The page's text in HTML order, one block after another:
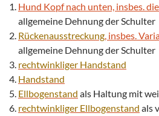
Hund Kopf nach unten, insbes.
allgemeine Dehnung der Schulter
Rückenausstreckung, insbes.
allgemeine Dehnung der Schulter
rechtwinkliger Handstand
Handstand
Ellbogenstand als Haltung mit
rechtwinkliger Ellbogenstand als